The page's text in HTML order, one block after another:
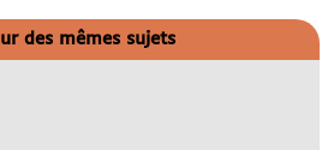
des mêmes sujets